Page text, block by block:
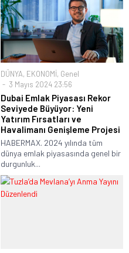
DÜNYA, EKONOMİ, Genel
3 Mayıs 2024 23:56
Dubai Emlak Piyasası Rekor
Seviyede Büyüyor: Yeni
Yatırım Fırsatları ve
Havalimanı Genişleme Projesi
HABERMAX. 2024 yılında tüm
dünya emlak piyasasında genel bir
durgunluk...